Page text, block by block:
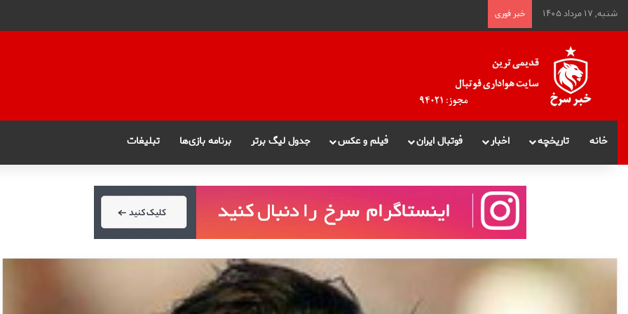
شنبه, ۱۷ مرداد ۱۴۰۵ خبر فوری
خانه تاریخچه اخبار فوتبال ایران فیلم و عکس جدول لیگ برتر برنامه بازی‌ها تبلیغات